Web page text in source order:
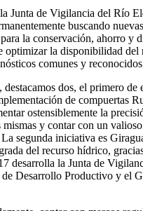
Junta de Vigilancia del Río
buscando
la conservación, ahorro y
optimizar la disponibilidad del
comunes y
dos, el primero de
de compuertas
ostensiblemente la
mismas y contar con un
segunda iniciativa es
del recurso hídrico,
desarrolla la Junta de
Desarrollo Productivo y el